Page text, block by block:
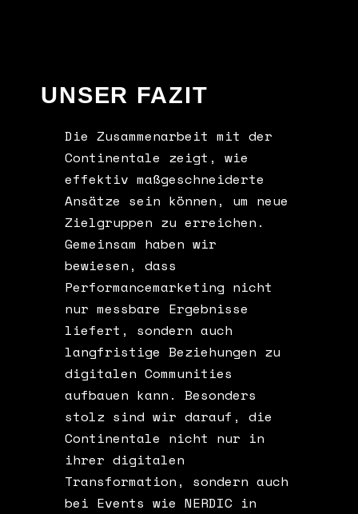
UNSER FAZIT
Die Zusammenarbeit mit der
Continentale zeigt, wie
effektiv maßgeschneiderte
Ansätze sein können, um neue
Zielgruppen zu erreichen.
Gemeinsam haben wir
bewiesen, dass
Performancemarketing nicht
nur messbare Ergebnisse
liefert, sondern auch
langfristige Beziehungen zu
digitalen Communities
aufbauen kann. Besonders
stolz sind wir darauf, die
Continentale nicht nur in
ihrer digitalen
Transformation, sondern auch
bei Events wie NERDIC in